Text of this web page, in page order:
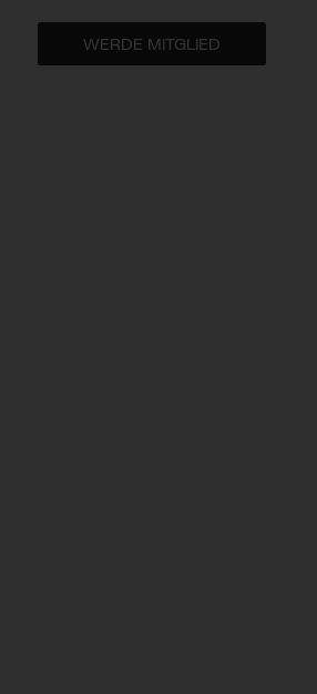
WERDE MITGLIED